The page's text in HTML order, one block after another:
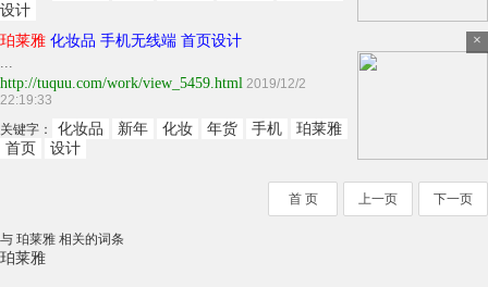
设计
珀莱雅 化妆品 手机无线端 首页设计
...
http://tuquu.com/work/view_5459.html 2019/12/2
22:19:33
关键字：
化妆品 新年 化妆 年货 手机
珀莱雅
首页
设计
首 页 上一页 下一页
与 珀莱雅 相关的词条
珀莱雅
×